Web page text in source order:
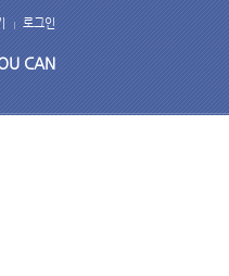
로그인
CAN